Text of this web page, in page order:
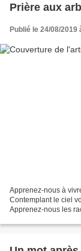
Prière aux
Publié le 24/08/2019
Apprenez-nous à
Contemplant le ciel
Apprenez-nous les